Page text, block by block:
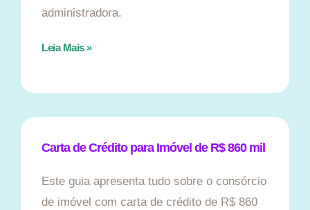
administradora.
Leia Mais »
Carta de Crédito para Imóvel de R$ 860 mil
Este guia apresenta tudo sobre o consórcio
de imóvel com carta de crédito de R$ 860